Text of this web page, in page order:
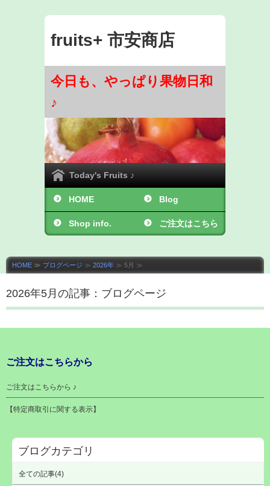
fruits+ 市安商店
今日も、やっぱり果物日和
♪
Today's Fruits ♪
HOME Blog
Shop info. ご注文はこちら
HOME ≫ ブログページ ≫ 2026年 ≫ 5月 ≫
2026年5月の記事：ブログページ
ご注文はこちらから
ご注文はこちらから ♪
【特定商取引に関する表示】
ブログカテゴリ
全ての記事(4)